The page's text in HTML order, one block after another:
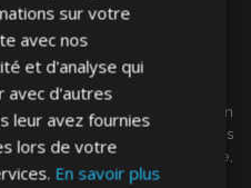
européen et fournisseur en
tels que:. les enjoliveurs, les
de siège, tapis de voiture,
...
sur votre
avec nos
et d'analyse qui
avec d'autres
leur avez fournies
lors de votre
En savoir plus